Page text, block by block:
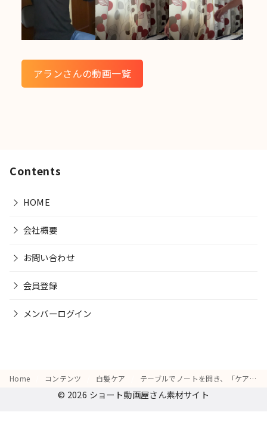
アランさんの動画一覧
Contents
HOME
会社概要
お問い合わせ
会員登録
メンバーログイン
Home コンテンツ 白髪ケア テーブルでノートを開き、「ケアのスケジュールを立てる」真剣な様子
© 2026 ショート動画屋さん素材サイト